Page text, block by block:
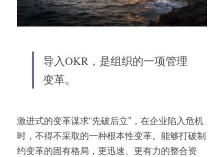
导入OKR，是组织的一项管理
变革。
激进式的变革谋求“先破后立”，在企业陷入危机
时，不得不采取的一种根本性变革。能够打破制
约变革的固有格局，更迅速、更有力的整合资